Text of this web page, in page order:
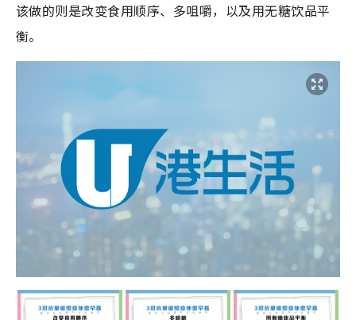
该做的则是改变食用顺序、多咀嚼，以及用无糖饮品平
衡。